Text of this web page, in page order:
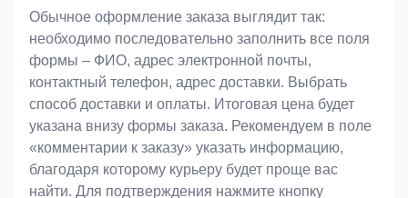
Обычное оформление заказа выглядит так:
необходимо последовательно заполнить все поля
формы – ФИО, адрес электронной почты,
контактный телефон, адрес доставки. Выбрать
способ доставки и оплаты. Итоговая цена будет
указана внизу формы заказа. Рекомендуем в поле
«комментарии к заказу» указать информацию,
благодаря которому курьеру будет проще вас
найти. Для подтверждения нажмите кнопку